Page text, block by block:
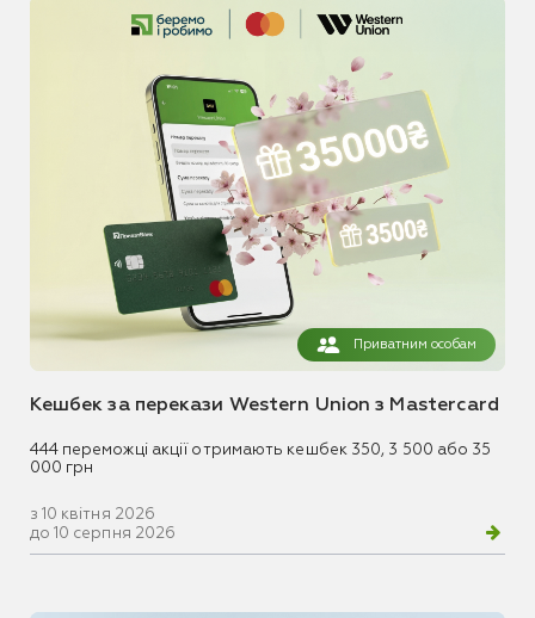
Приватним особам
Кешбек за перекази Western Union з Mastercard
444 переможці акції отримають кешбек 350, 3 500 або 35
000 грн
з 10 квітня 2026
до 10 серпня 2026